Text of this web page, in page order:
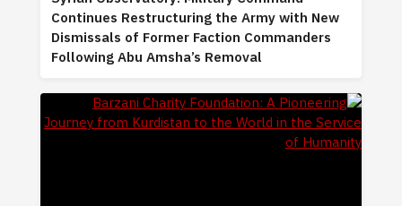
Continues Restructuring the Army with New
Dismissals of Former Faction Commanders
Following Abu Amsha’s Removal